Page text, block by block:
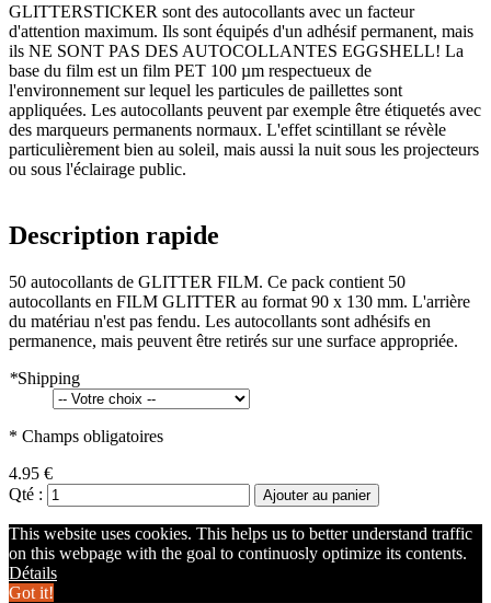
GLITTERSTICKER sont des autocollants avec un facteur
d'attention maximum. Ils sont équipés d'un adhésif permanent, mais
ils NE SONT PAS DES AUTOCOLLANTES EGGSHELL! La
base du film est un film PET 100 µm respectueux de
l'environnement sur lequel les particules de paillettes sont
appliquées. Les autocollants peuvent par exemple être étiquetés avec
des marqueurs permanents normaux. L'effet scintillant se révèle
particulièrement bien au soleil, mais aussi la nuit sous les projecteurs
ou sous l'éclairage public.
Description rapide
50 autocollants de GLITTER FILM. Ce pack contient 50
autocollants en FILM GLITTER au format 90 x 130 mm. L'arrière
du matériau n'est pas fendu. Les autocollants sont adhésifs en
permanence, mais peuvent être retirés sur une surface appropriée.
*Shipping
* Champs obligatoires
4.95 €
Qté :
Ajouter au panier
This website uses cookies. This helps us to better understand traffic
on this webpage with the goal to continuosly optimize its contents.
Détails
Got it!